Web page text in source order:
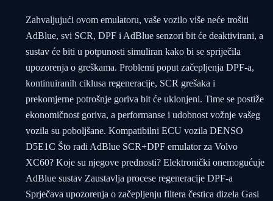
Zahvaljujući ovom emulatoru, vaše vozilo više neće trošiti
AdBlue, svi SCR, DPF i AdBlue senzori bit će deaktivirani, a
sustav će biti u potpunosti simuliran kako bi se spriječila
upozorenja o greškama. Problemi poput začepljenja DPF-a,
kontinuiranih ciklusa regeneracije, SCR grešaka i
prekomjerne potrošnje goriva bit će uklonjeni. Time se postiže
ekonomičnost goriva, a performanse i udobnost vožnje vašeg
vozila su poboljšane. Kompatibilni ECU vozila DENSO
D5E1C Što radi AdBlue SCR+DPF emulator za Volvo
XC60? Koje su njegove prednosti? Elektronički onemogućuje
AdBlue sustav Zaustavlja procese regeneracije DPF-a
Sprječava upozorenja o začepljenju filtera čestica dizela Gasi